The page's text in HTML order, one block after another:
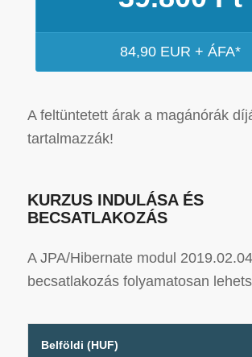
84,90 EUR + ÁFA*
A feltüntetett árak a magánórák
tartalmazzák!
KURZUS INDULÁSA ÉS
BECSATLAKOZÁS
A JPA/Hibernate modul
becsatlakozás folyamatosan
Belföldi (HUF)